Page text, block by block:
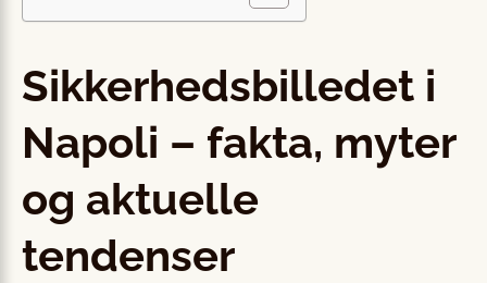
Sikkerhedsbilledet i
Napoli – fakta, myter
og aktuelle
tendenser